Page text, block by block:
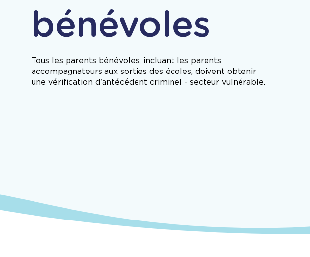
bénévoles
Tous les parents bénévoles, incluant les parents
accompagnateurs aux sorties des écoles, doivent obtenir
une vérification d'antécédent criminel - secteur vulnérable.